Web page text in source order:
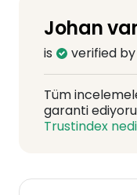
Johan
is verified
Tüm
garanti
Trustindex